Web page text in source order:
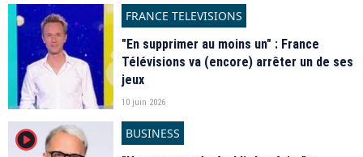
FRANCE TELEVISIONS
"En supprimer au moins un" : France
Télévisions va (encore) arrêter un de ses
jeux
10 juin 2026
player2
BUSINESS